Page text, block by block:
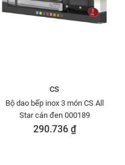
CS
Bộ dao bếp inox 3 món CS All
Star cán đen 000189
290.736 ₫